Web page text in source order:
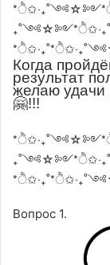
Когда
результат
желаю удачи
🤗!!!
Вопрос 1.